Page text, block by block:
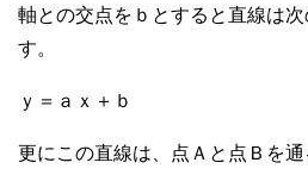
軸との交点をｂとすると直線は
す。
ｙ＝ａｘ＋ｂ
更にこの直線は、点Ａと点Ｂを